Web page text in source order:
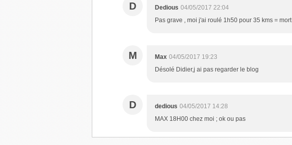
D Dedious 04/05/2017 22:04
Pas grave , moi j'ai roulé 1h50 pour 35 kms = mort
M Max 04/05/2017 19:23
Désolé Didier,j ai pas regarder le blog
D dedious 04/05/2017 14:28
MAX 18H00 chez moi ; ok ou pas